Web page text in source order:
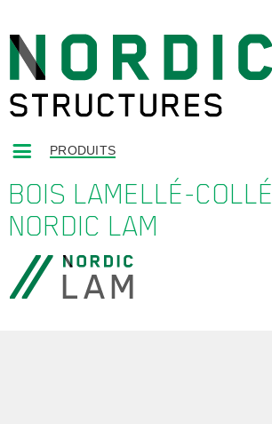
PRODUITS
BOIS LAMELLÉ-COLLÉ
NORDIC LAM